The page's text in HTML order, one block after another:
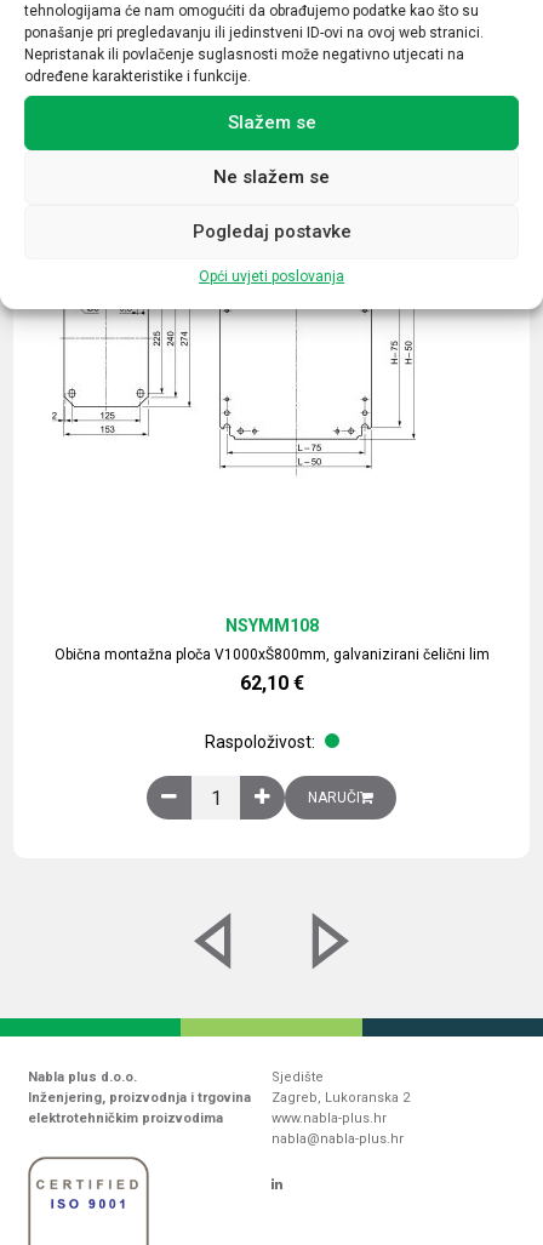
tehnologijama će nam omogućiti da obrađujemo podatke kao što su
ponašanje pri pregledavanju ili jedinstveni ID-ovi na ovoj web stranici.
Nepristanak ili povlačenje suglasnosti može negativno utjecati na
određene karakteristike i funkcije.
Slažem se
Ne slažem se
Pogledaj postavke
Opći uvjeti poslovanja
Povezani proizvodi
Obična montažna ploča V1000xŠ800mm, galvanizirani čelični lim
NSYMM108
62,10 €
Raspoloživost:
Obična montažna ploča V1000xŠ800mm,
NARUČI
Nabla plus d.o.o.
Inženjering, proizvodnja i trgovina
elektrotehničkim proizvodima
Sjedište
Zagreb, Lukoranska 2
www.nabla-plus.hr
nabla@nabla-plus.hr